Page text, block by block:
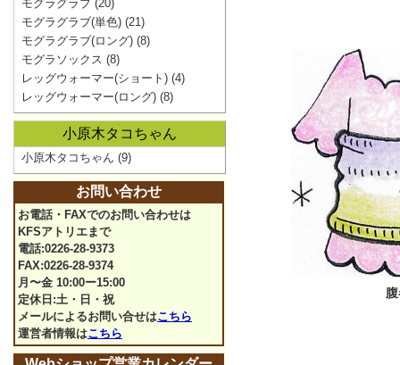
モグラグラブ (20)
モグラグラブ(単色) (21)
モグラグラブ(ロング) (8)
モグラソックス (8)
レッグウォーマー(ショート) (4)
レッグウォーマー(ロング) (8)
小原木タコちゃん
小原木タコちゃん (9)
お問い合わせ
お電話・FAXでのお問い合わせは
KFSアトリエまで
電話:0226-28-9373
FAX:0226-28-9374
月〜金 10:00ー15:00
定休日:土・日・祝
メールによるお問い合せはこちら
運営者情報はこちら